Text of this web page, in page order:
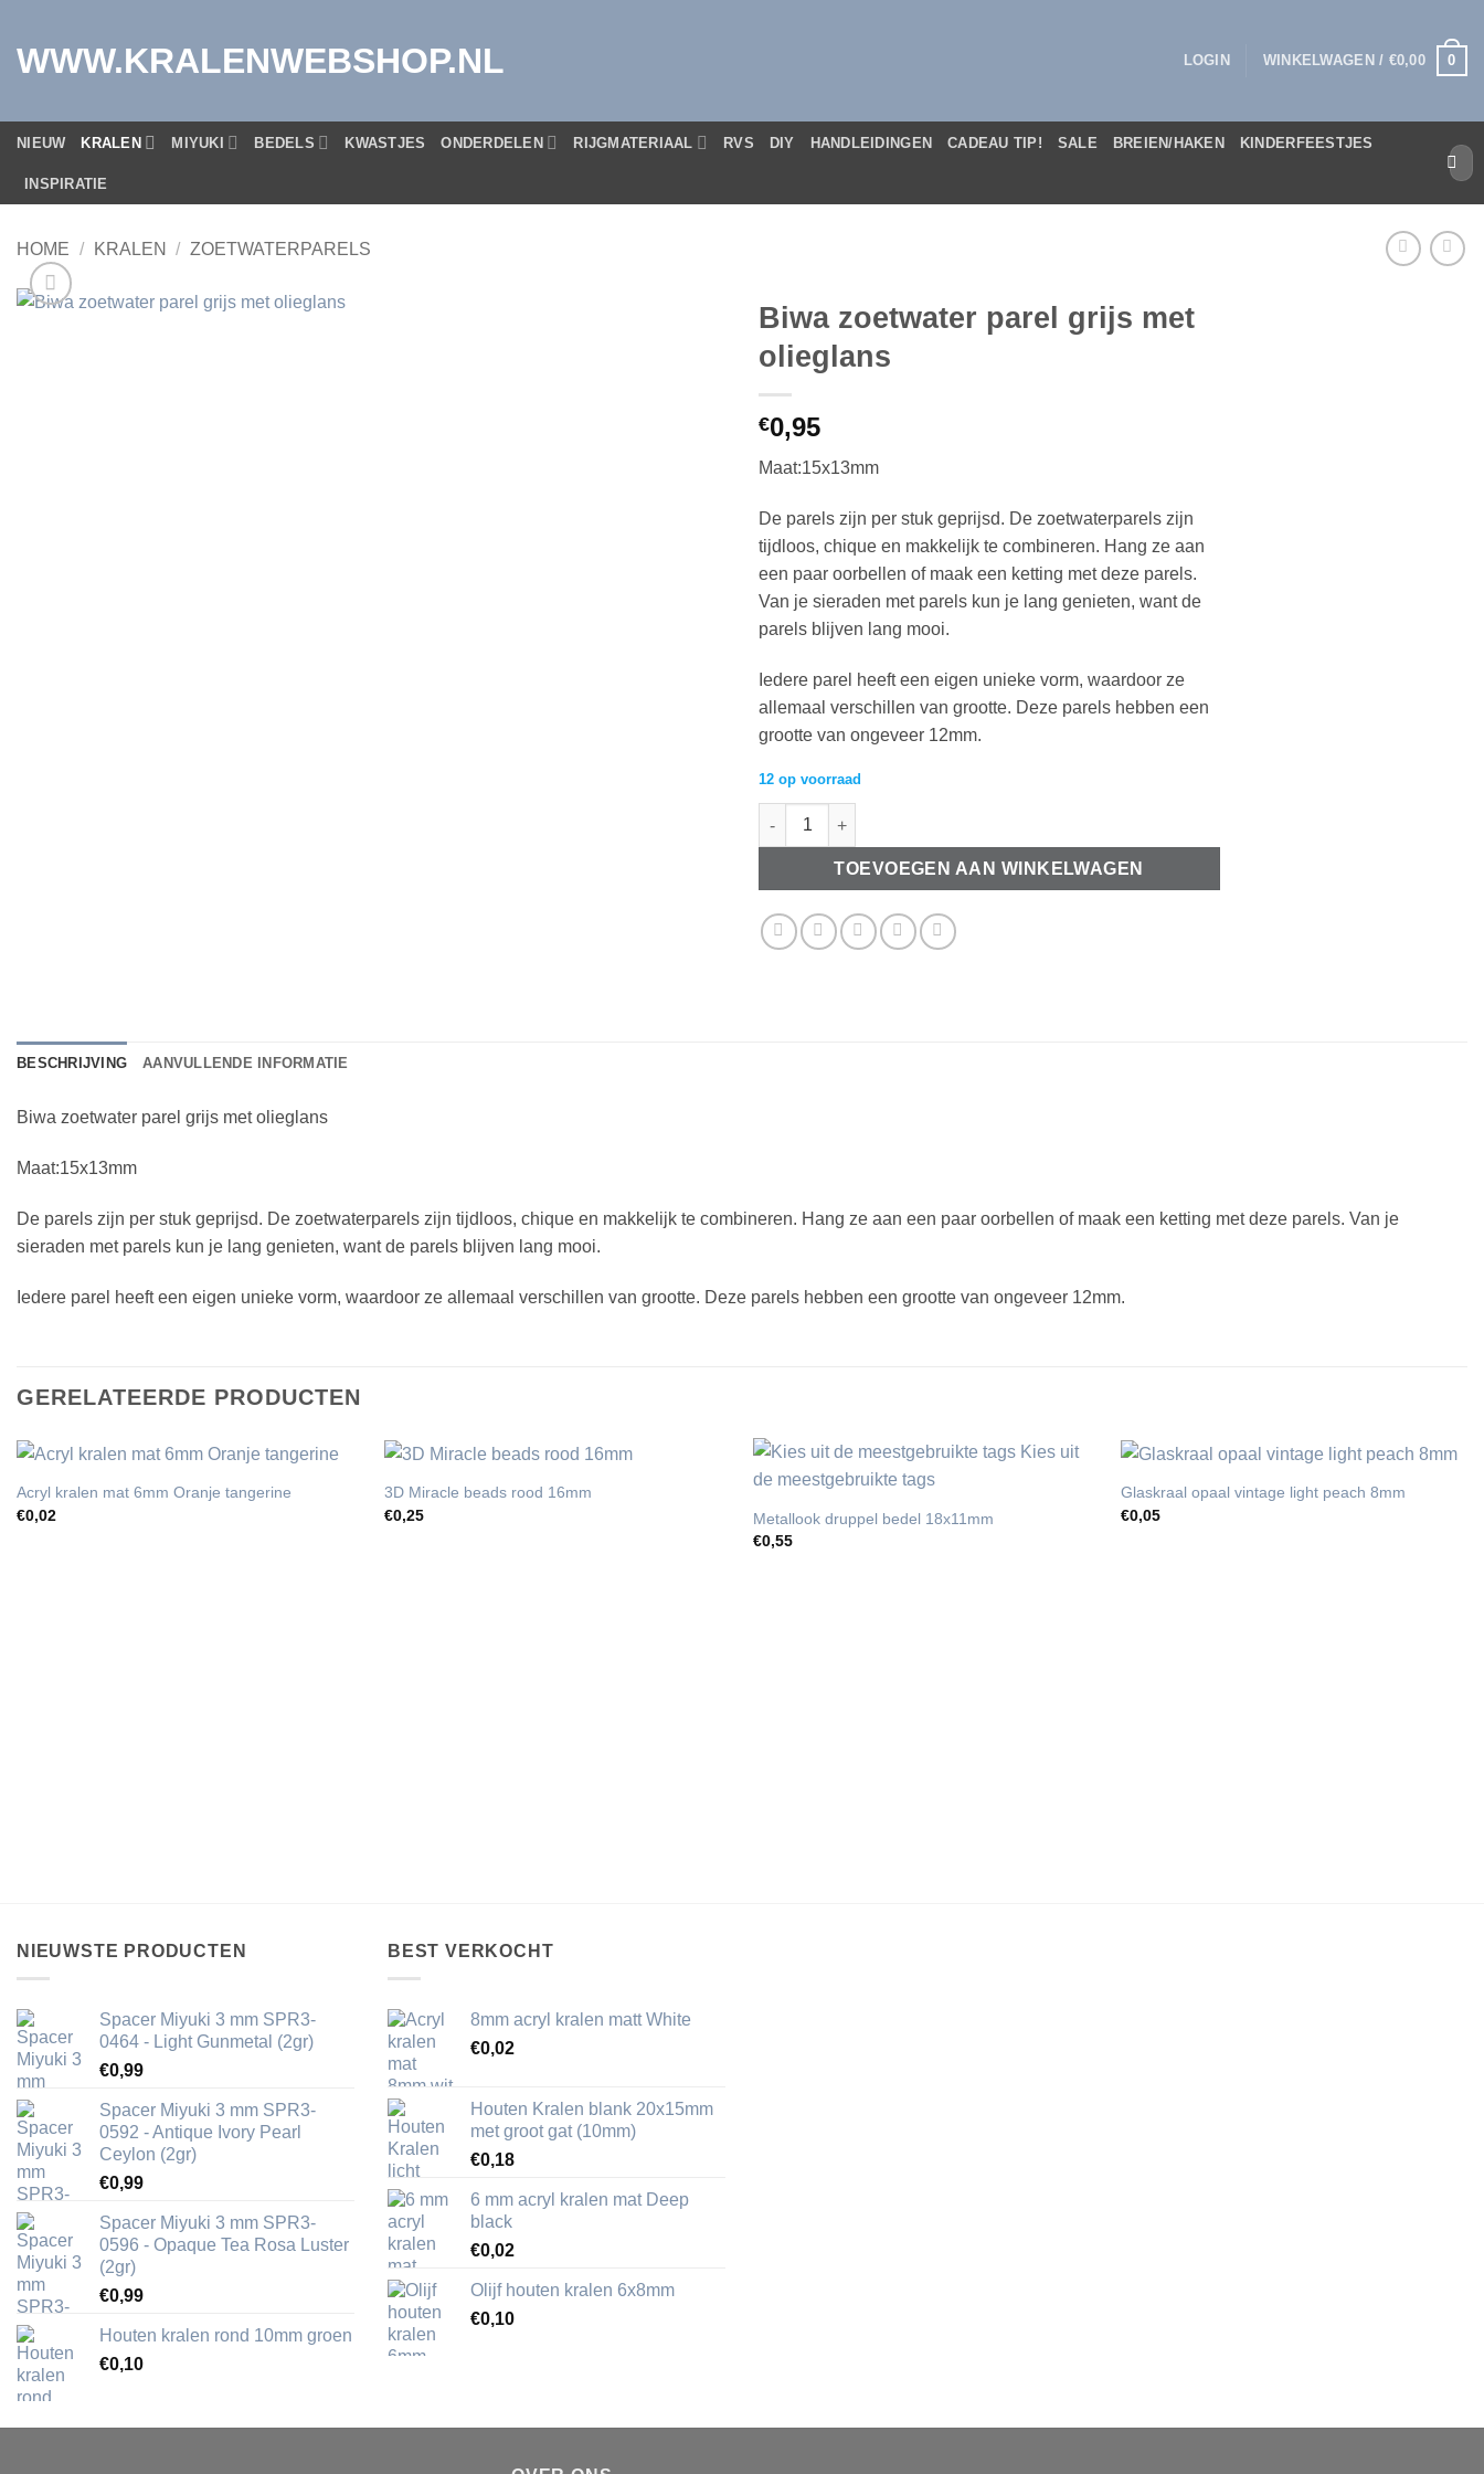
inhoud
WWW.KRALENWEBSHOP.NL LOGIN WINKELWAGEN / €0,00 0
NIEUW KRALEN MIYUKI BEDELS KWASTJES ONDERDELEN RIJGMATERIAAL RVS DIY HANDLEIDINGEN CADEAU TIP! SALE BREIEN/HAKEN KINDERFEESTJES
INSPIRATIE
naar:
HOME / KRALEN / ZOETWATERPARELS
Biwa zoetwater parel grijs met
olieglans
€0,95
Maat:15x13mm
De parels zijn per stuk geprijsd. De zoetwaterparels zijn
tijdloos, chique en makkelijk te combineren. Hang ze aan
een paar oorbellen of maak een ketting met deze parels.
Van je sieraden met parels kun je lang genieten, want de
parels blijven lang mooi.
Iedere parel heeft een eigen unieke vorm, waardoor ze
allemaal verschillen van grootte. Deze parels hebben een
grootte van ongeveer 12mm.
12 op voorraad
Biwa zoetwater parel grijs met olieglans aantal
TOEVOEGEN AAN WINKELWAGEN
BESCHRIJVING AANVULLENDE INFORMATIE
Biwa zoetwater parel grijs met olieglans
Maat:15x13mm
De parels zijn per stuk geprijsd. De zoetwaterparels zijn tijdloos, chique en makkelijk te combineren. Hang ze aan een paar oorbellen of maak een ketting met deze parels. Van je
sieraden met parels kun je lang genieten, want de parels blijven lang mooi.
Iedere parel heeft een eigen unieke vorm, waardoor ze allemaal verschillen van grootte. Deze parels hebben een grootte van ongeveer 12mm.
GERELATEERDE PRODUCTEN
Acryl kralen mat 6mm Oranje tangerine
€0,02
3D Miracle beads rood 16mm
€0,25
Metallook druppel bedel 18x11mm
€0,55
Glaskraal opaal vintage light peach 8mm
€0,05
NIEUWSTE PRODUCTEN
Spacer Miyuki 3 mm SPR3-
0464 - Light Gunmetal (2gr)
€0,99
Spacer Miyuki 3 mm SPR3-
0592 - Antique Ivory Pearl
Ceylon (2gr)
€0,99
Spacer Miyuki 3 mm SPR3-
0596 - Opaque Tea Rosa Luster
(2gr)
€0,99
Houten kralen rond 10mm groen
€0,10
BEST VERKOCHT
8mm acryl kralen matt White
€0,02
Houten Kralen blank 20x15mm
met groot gat (10mm)
€0,18
6 mm acryl kralen mat Deep
black
€0,02
Olijf houten kralen 6x8mm
€0,10